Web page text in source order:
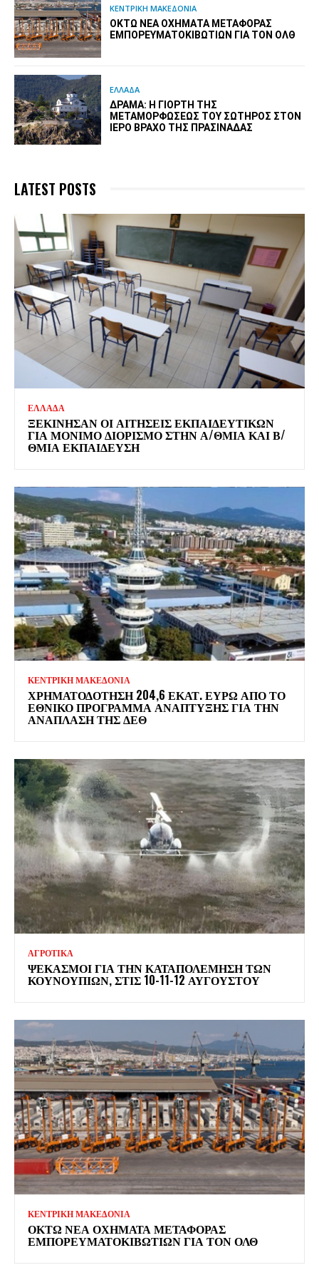
ΚΕΝΤΡΙΚΗ ΜΑΚΕΔΟΝΙΑ
ΟΚΤΏ ΝΈΑ ΟΧΉΜΑΤΑ ΜΕΤΑΦΟΡΆΣ
ΕΜΠΟΡΕΥΜΑΤΟΚΙΒΩΤΊΩΝ ΓΙΑ ΤΟΝ ΟΛΘ
ΕΛΛΑΔΑ
ΔΡΆΜΑ: Η ΓΙΟΡΤΉ ΤΗΣ
ΜΕΤΑΜΟΡΦΏΣΕΩΣ ΤΟΥ ΣΩΤΉΡΟΣ ΣΤΟΝ
ΙΕΡΌ ΒΡΆΧΟ ΤΗΣ ΠΡΑΣΙΝΆΔΑΣ
LATEST POSTS
ΕΛΛΑΔΑ
ΞΕΚΊΝΗΣΑΝ ΟΙ ΑΙΤΉΣΕΙΣ ΕΚΠΑΙΔΕΥΤΙΚΏΝ
ΓΙΑ ΜΌΝΙΜΟ ΔΙΟΡΙΣΜΌ ΣΤΗΝ Α/ΘΜΙΑ ΚΑΙ Β/
ΘΜΙΑ ΕΚΠΑΊΔΕΥΣΗ
ΚΕΝΤΡΙΚΗ ΜΑΚΕΔΟΝΙΑ
ΧΡΗΜΑΤΟΔΌΤΗΣΗ 204,6 ΕΚΑΤ. ΕΥΡΏ ΑΠΌ ΤΟ
ΕΘΝΙΚΌ ΠΡΌΓΡΑΜΜΑ ΑΝΆΠΤΥΞΗΣ ΓΙΑ ΤΗΝ
ΑΝΆΠΛΑΣΗ ΤΗΣ ΔΕΘ
ΑΓΡΟΤΙΚΑ
ΨΕΚΑΣΜΟΊ ΓΙΑ ΤΗΝ ΚΑΤΑΠΟΛΈΜΗΣΗ ΤΩΝ
ΚΟΥΝΟΥΠΙΏΝ, ΣΤΙΣ 10-11-12 ΑΥΓΟΎΣΤΟΥ
ΚΕΝΤΡΙΚΗ ΜΑΚΕΔΟΝΙΑ
ΟΚΤΏ ΝΈΑ ΟΧΉΜΑΤΑ ΜΕΤΑΦΟΡΆΣ
ΕΜΠΟΡΕΥΜΑΤΟΚΙΒΩΤΊΩΝ ΓΙΑ ΤΟΝ ΟΛΘ